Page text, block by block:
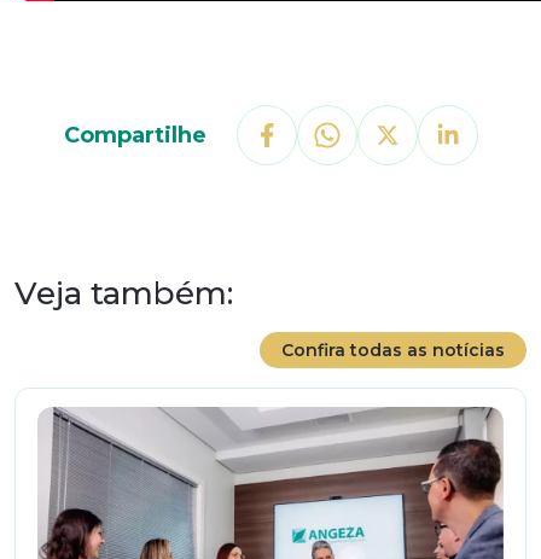
Compartilhe
Veja também:
Confira todas as notícias